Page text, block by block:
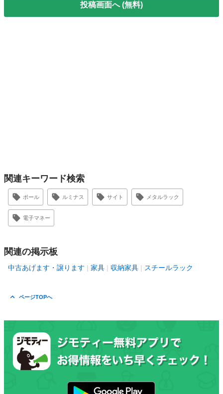
投稿画面へ (無料)
関連キーワード検索
ポール ルミナス サイト メタルラック
電子マネー
関連の掲示板
中古あげます・譲ります 家具 収納家具 スチールラック
ページTOPへ